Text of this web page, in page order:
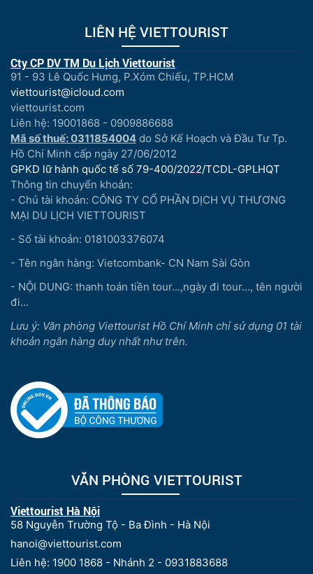
LIÊN HỆ VIETTOURIST
Cty CP DV TM Du Lịch Viettourist
91 - 93 Lê Quốc Hưng, P.Xóm Chiếu, TP.HCM
viettourist@icloud.com
viettourist.com
Liên hệ: 19001868 - 0909886688
Mã số thuế: 0311854004 do Sở Kế Hoạch và Đầu Tư Tp.
Hồ Chí Minh cấp ngày 27/06/2012
GPKD lữ hành quốc tế số 79-400/2022/TCDL-GPLHQT
Thông tin chuyển khoản:
- Chủ tài khoản: CÔNG TY CỔ PHẦN DỊCH VỤ THƯƠNG
MẠI DU LỊCH VIETTOURIST
- Số tài khoản: 0181003376074
- Tên ngân hàng: Vietcombank- CN Nam Sài Gòn
- NỘI DUNG: thanh toán tiền tour...,ngày đi tour..., tên người
đi...
Lưu ý: Văn phòng Viettourist Hồ Chí Minh chỉ sử dụng 01 tài
khoản ngân hàng duy nhất như trên.
VĂN PHÒNG VIETTOURIST
Viettourist Hà Nội
58 Nguyễn Trường Tộ - Ba Đình - Hà Nội
hanoi@viettourist.com
Liên hệ: 1900 1868 - Nhánh 2 - 0931883688